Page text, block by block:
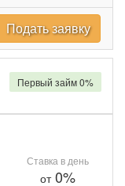
Подать заявку
Ставка в день
от0%
Первый займ 0%